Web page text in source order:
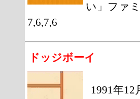
い」ファ
7,6,7,6
ドッジボーイ
1991年